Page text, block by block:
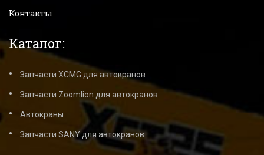
Контакты
Каталог:
Запчасти XCMG для автокранов
Запчасти Zoomlion для автокранов
Автокраны
Запчасти SANY для автокранов